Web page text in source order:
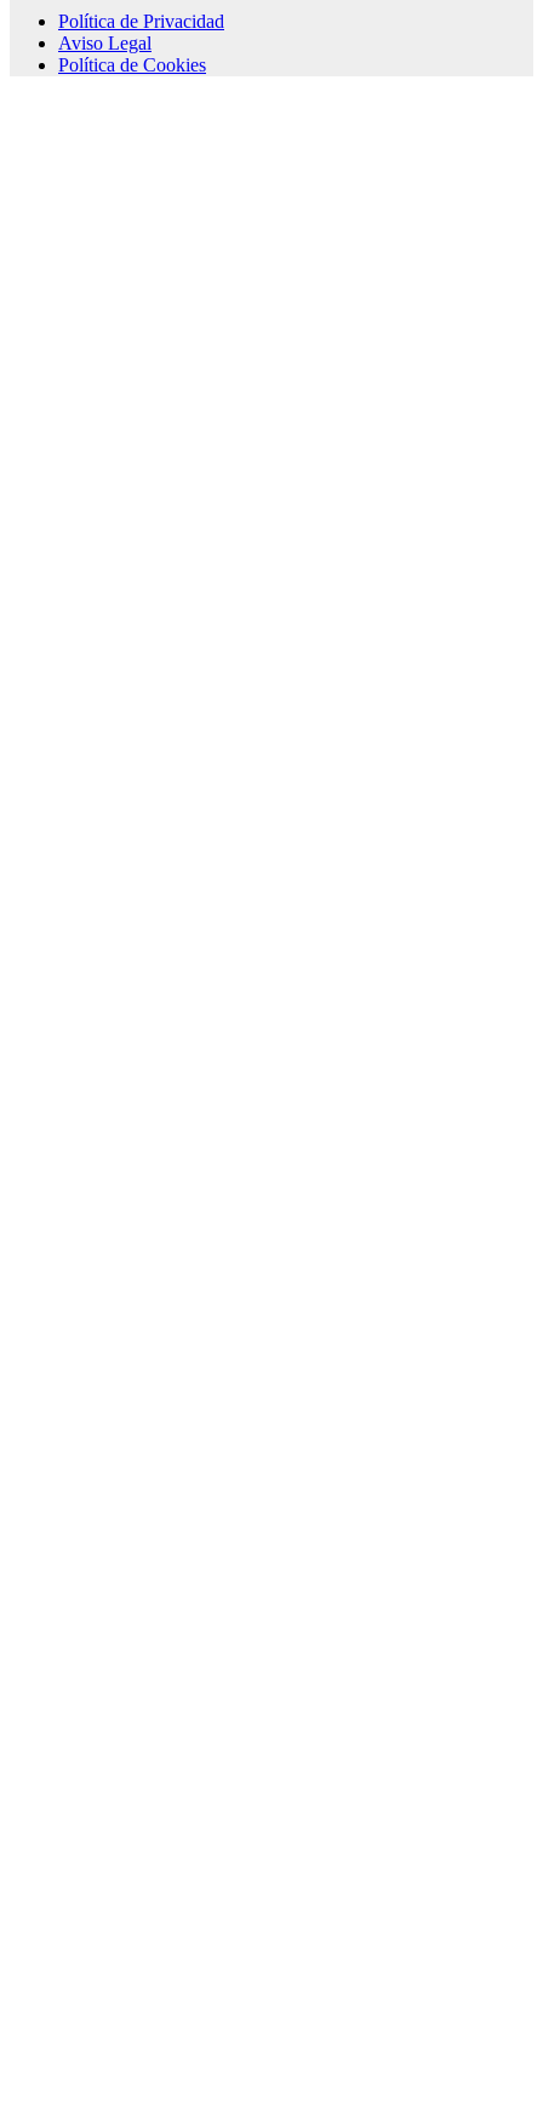
Política de Privacidad
Aviso Legal
Política de Cookies